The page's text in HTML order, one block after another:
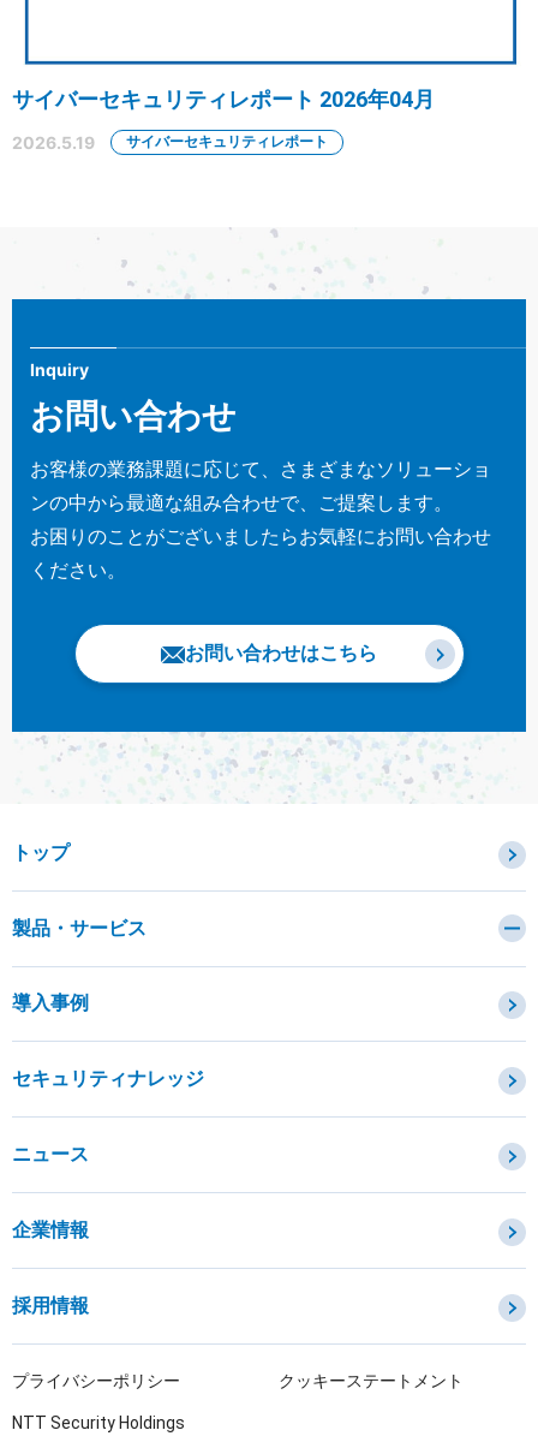
サイバーセキュリティレポート 2026年04月
2026.5.19 サイバーセキュリティレポート
Inquiry
お問い合わせ
お客様の業務課題に応じて、さまざまなソリューショ
ンの中から最適な組み合わせで、ご提案します。
お困りのことがございましたらお気軽にお問い合わせ
ください。
お問い合わせはこちら
トップ
製品・サービス
OTセキュリティ
IoTプロダクトセキュリティ
導入事例
セキュリティナレッジ
ニュース
企業情報
採用情報
プライバシーポリシー クッキーステートメント
NTT Security Holdings